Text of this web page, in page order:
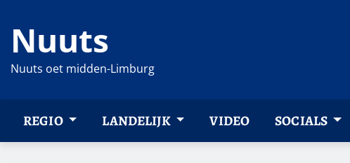
naar
inhoud
Nuuts
Nuuts oet midden-Limburg
REGIO LANDELIJK VIDEO SOCIALS